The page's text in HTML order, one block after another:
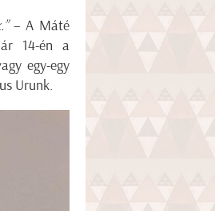
– A Máté
14-én a
egy-egy
Urunk.